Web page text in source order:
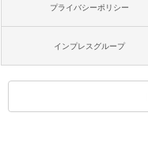
プライバシーポリシー
インプレスグループ